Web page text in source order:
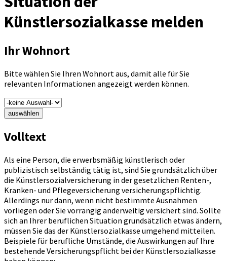
Künstlersozialkasse melden
Ihr Wohnort
Bitte wählen Sie Ihren Wohnort aus, damit alle für Sie
relevanten Informationen angezeigt werden können.
auswählen
Volltext
Als eine Person, die erwerbsmäßig künstlerisch oder
publizistisch selbständig tätig ist, sind Sie grundsätzlich über
die Künstlersozialversicherung in der gesetzlichen Renten-,
Kranken- und Pflegeversicherung versicherungspflichtig.
Allerdings nur dann, wenn nicht bestimmte Ausnahmen
vorliegen oder Sie vorrangig anderweitig versichert sind. Sollte
sich an Ihrer beruflichen Situation grundsätzlich etwas ändern,
müssen Sie das der Künstlersozialkasse umgehend mitteilen.
Beispiele für berufliche Umstände, die Auswirkungen auf Ihre
bestehende Versicherungspflicht bei der Künstlersozialkasse